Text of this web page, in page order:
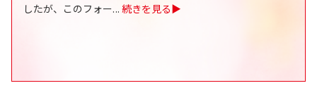
したが、このフォー... 続きを見る▶